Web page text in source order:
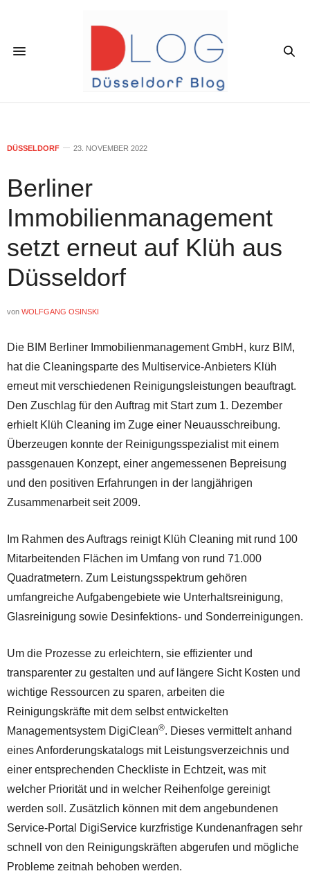
DÜSSELDORF 23. NOVEMBER 2022
Berliner
Immobilienmanagement
setzt erneut auf Klüh aus
Düsseldorf
von WOLFGANG OSINSKI
Die BIM Berliner Immobilienmanagement GmbH, kurz BIM,
hat die Cleaningsparte des Multiservice-Anbieters Klüh
erneut mit verschiedenen Reinigungsleistungen beauftragt.
Den Zuschlag für den Auftrag mit Start zum 1. Dezember
erhielt Klüh Cleaning im Zuge einer Neuausschreibung.
Überzeugen konnte der Reinigungsspezialist mit einem
passgenauen Konzept, einer angemessenen Bepreisung
und den positiven Erfahrungen in der langjährigen
Zusammenarbeit seit 2009.
Im Rahmen des Auftrags reinigt Klüh Cleaning mit rund 100
Mitarbeitenden Flächen im Umfang von rund 71.000
Quadratmetern. Zum Leistungsspektrum gehören
umfangreiche Aufgabengebiete wie Unterhaltsreinigung,
Glasreinigung sowie Desinfektions- und Sonderreinigungen.
Um die Prozesse zu erleichtern, sie effizienter und
transparenter zu gestalten und auf längere Sicht Kosten und
wichtige Ressourcen zu sparen, arbeiten die
Reinigungskräfte mit dem selbst entwickelten
Managementsystem DigiClean®. Dieses vermittelt anhand
eines Anforderungskatalogs mit Leistungsverzeichnis und
einer entsprechenden Checkliste in Echtzeit, was mit
welcher Priorität und in welcher Reihenfolge gereinigt
werden soll. Zusätzlich können mit dem angebundenen
Service-Portal DigiService kurzfristige Kundenanfragen sehr
schnell von den Reinigungskräften abgerufen und mögliche
Probleme zeitnah behoben werden.